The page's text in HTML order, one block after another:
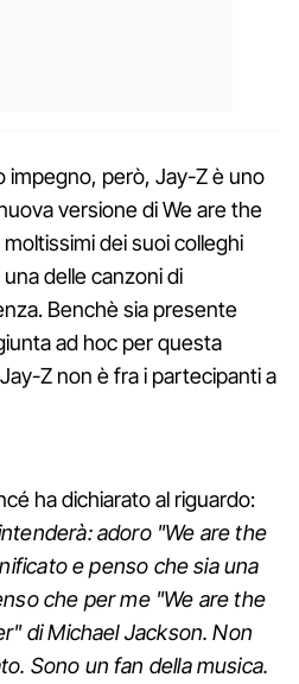
però, Jay-Z è uno
versione di We are the
dei suoi colleghi
delle canzoni di
Benchè sia presente
ad hoc per questa
Z non è fra i partecipanti a
ha dichiarato al riguardo:
adoro "We are the
e penso che sia una
che per me "We are the
di Michael Jackson. Non
Sono un fan della musica.